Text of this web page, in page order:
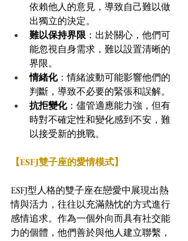
依賴他人的意見，導致自己難以做
出獨立的決定。
難以保持界限 ：出於關心，他們可
能忽視自身需求，難以設置清晰的
界限。
情緒化：情緒波動可能影響他們的
判斷，導致不必要的緊張和誤解。
抗拒變化：儘管適應能力強，但有
時對不確定性和變化感到不安，難
以接受新的挑戰。
【ESFJ雙子座的愛情模式】
ESFJ型人格的雙子座在戀愛中展現出熱
情與活力，往往以充滿熱忱的方式進行
感情追求。作為一個外向而具有社交能
力的個體，他們善於與他人建立聯繫，